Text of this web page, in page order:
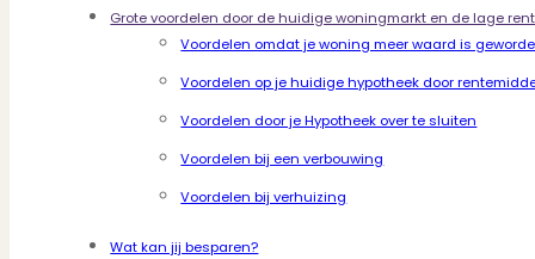
Partners
Maak gebruik van ons netwerk
PUUR* is aangesloten bij...
Grote voordelen door de huidige woningmarkt en de lage
Voordelen omdat je woning meer waard is
Voordelen op je huidige hypotheek door
Voordelen door je Hypotheek over te sluiten
Voordelen bij een verbouwing
Voordelen bij verhuizing
Wat kan jij besparen?